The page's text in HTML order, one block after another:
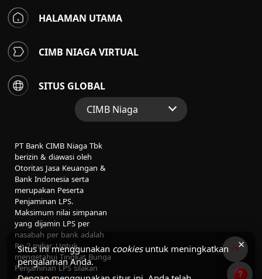
×
Situs ini menggunakan cookiesuntuk meningkatkan
pengalaman Anda.
HALAMAN UTAMA
CIMB NIAGA VIRTUAL
SITUS GLOBAL
CIMB Niaga
Perbankan Konsumen
Perbankan Syariah
PT Bank CIMB Niaga Tbk
berizin & diawasi oleh
Otoritas Jasa Keuangan &
Bank Indonesia serta
merupakan Peserta
Penjaminan LPS.
Maksimum nilai simpanan
yang dijamin LPS per
nasabah per bank adalah
Rp 2 miliar. Untuk
mengetahui Tingkat Bunga
Penjaminan LPS silakan